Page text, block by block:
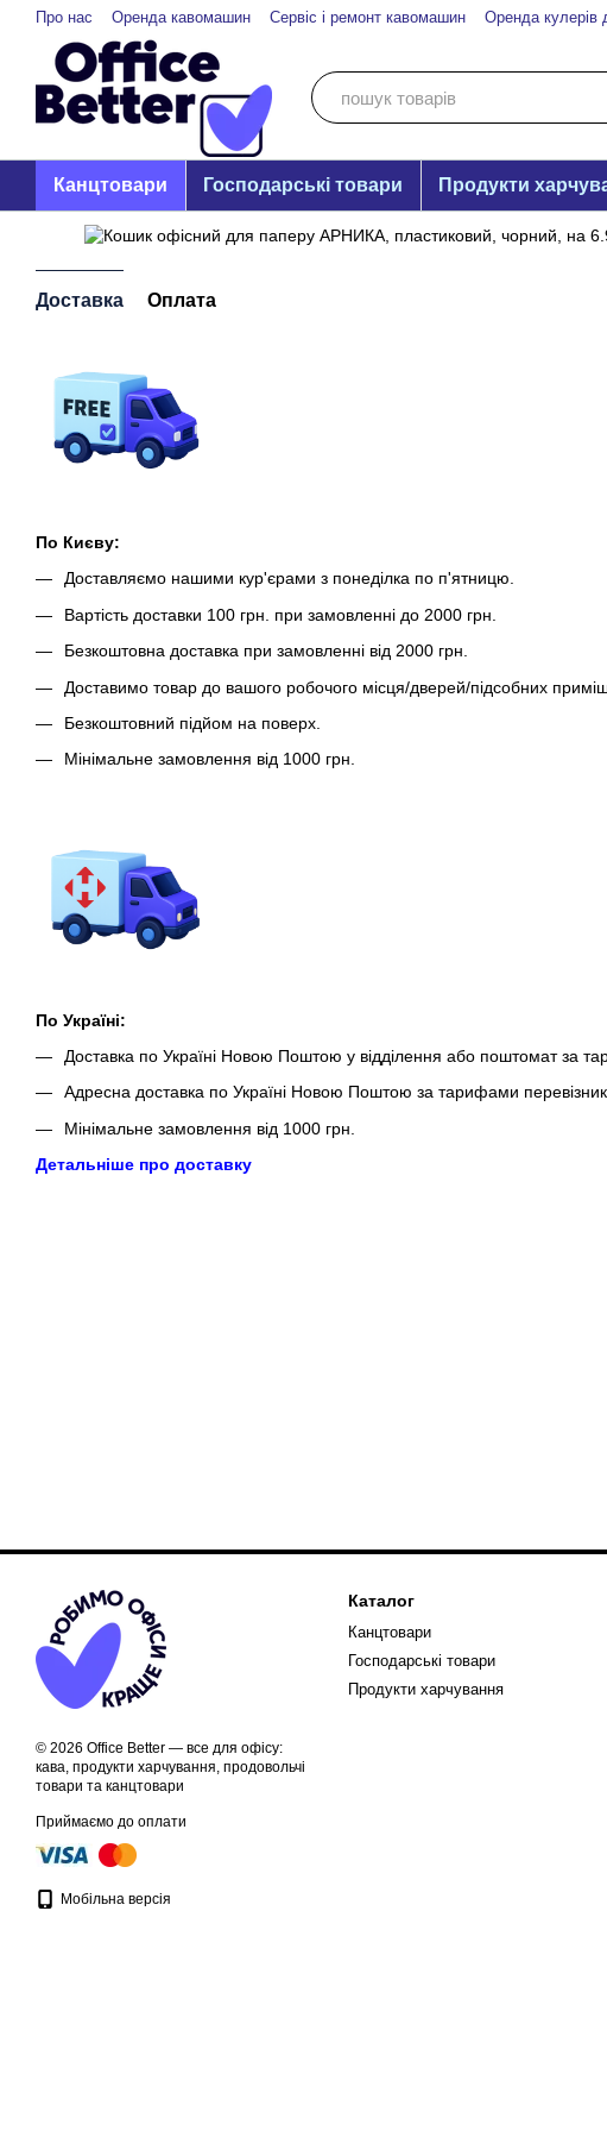
Перейти до основного контенту
Про нас Оренда кавомашин Сервіс і ремонт кавомашин Оренда кулерів
Канцтовари Господарські товари Продукти
Доставка Оплата
По Києву:
Доставляємо нашими кур'єрами з понеділка по п'ятницю.
Вартість доставки 100 грн. при замовленні до 2000 грн.
Безкоштовна доставка при замовленні від 2000 грн.
Доставимо товар до вашого робочого місця/дверей/підсобних
Безкоштовний підйом на поверх.
Мінімальне замовлення від 1000 грн.
По Україні:
Доставка по Україні Новою Поштою у відділення або поштомат за
Адресна доставка по Україні Новою Поштою за тарифами
Мінімальне замовлення від 1000 грн.
Детальніше про доставку
© 2026 Office Better — все для офісу:
кава, продукти харчування, продовольчі
товари та канцтовари
Приймаємо до оплати
Мобільна версія
Каталог
Канцтовари
Господарські товари
Продукти харчування